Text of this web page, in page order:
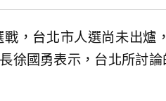
戰，台北市人選尚未出爐
徐國勇表示，台北所討